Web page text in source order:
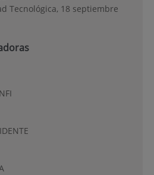
Tecnológica, 18 septiembre